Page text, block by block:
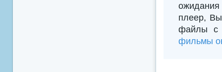
плеер,
файлы с
фильмы